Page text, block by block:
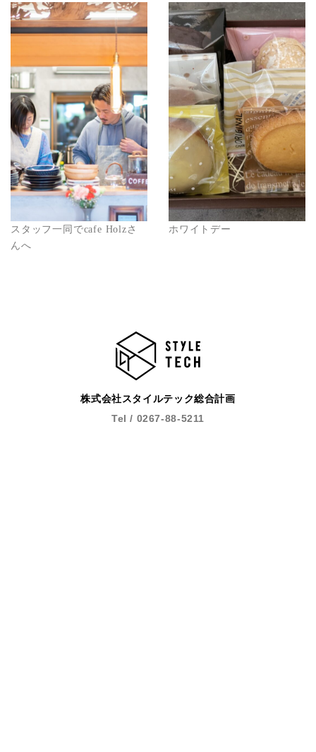
スタッフ一同でcafe Holzさ
んへ
ホワイトデー
株式会社スタイルテック総合計画
Tel / 0267-88-5211